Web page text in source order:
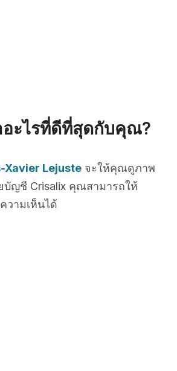
อะไรที่ดีที่สุดกับคุณ?
Xavier Lejuste จะให้คุณดูภาพ
ญชี Crisalix คุณสามารถให้
วามเห็นได้